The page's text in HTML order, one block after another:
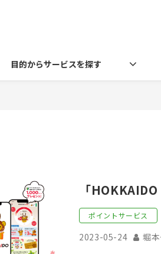
目的からサービスを探す
「
ポイントサービス
2023-05-24 堀